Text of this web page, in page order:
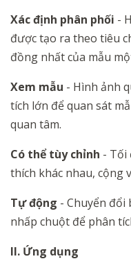
Xác định phân phối -
được tạo ra theo tiêu
đồng nhất của mẫu
Xem mẫu - Hình ảnh
tích lớn để quan sát
quan tâm.
Có thể tùy chỉnh - Tối
thích khác nhau, cộng
Tự động - Chuyển đổi
nhấp chuột để phân
II. Ứng dụng